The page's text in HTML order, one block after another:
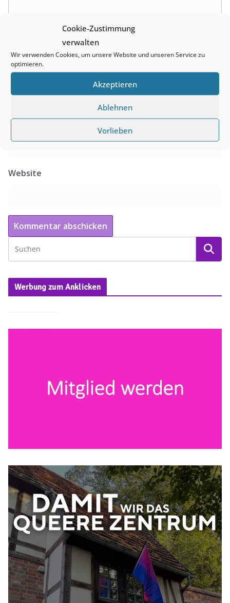
Cookie-Zustimmung
verwalten
Wir verwenden Cookies, um unsere Website und unseren Service zu
optimieren.
Akzeptieren
Ablehnen
Vorlieben
Name
E-Mail-Adresse
Website
Werbung zum Anklicken